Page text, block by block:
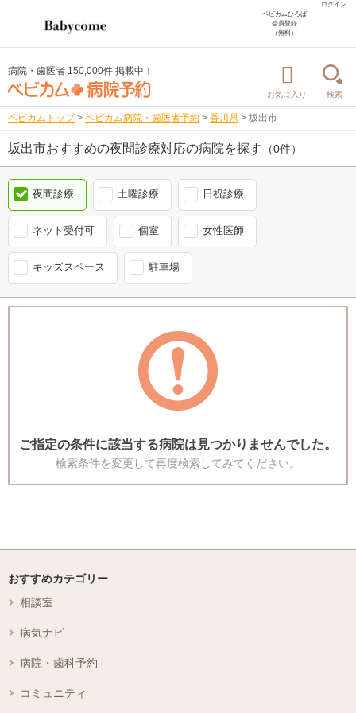
ログイン
ベビカムひろば
会員登録
（無料）
病院・歯医者 150,000件 掲載中！
お気に入り 検索
ベビカムトップ > ベビカム病院・歯医者予約 > 香川県 > 坂出市
坂出市おすすめの夜間診療対応の病院を探す （0件）
夜間診療 土曜診療 日祝診療
ネット受付可 個室 女性医師
キッズスペース 駐車場
ご指定の条件に該当する病院は見つかりませんでした。
検索条件を変更して再度検索してみてください。
おすすめカテゴリー
相談室
病気ナビ
病院・歯科予約
コミュニティ